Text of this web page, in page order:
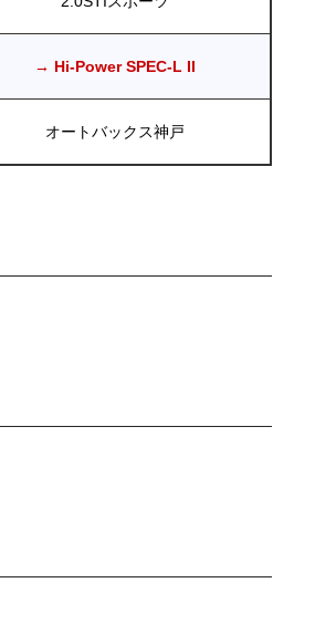
→ Hi-Power SPEC-L II
オートバックス神戸